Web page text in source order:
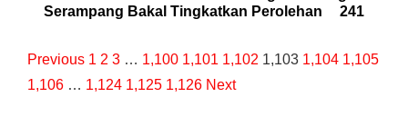
Serampang Bakal Tingkatkan Perolehan
241
Previous 1 2 3 … 1,100 1,101 1,102 1,103 1,104 1,105
1,106 … 1,124 1,125 1,126 Next